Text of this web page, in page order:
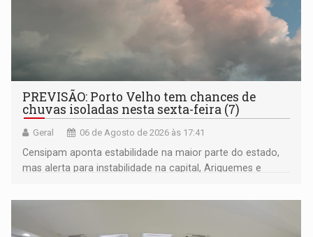
PREVISÃO: Porto Velho tem chances de
chuvas isoladas nesta sexta-feira (7)
Geral 06 de Agosto de 2026 às 17:41
Censipam aponta estabilidade na maior parte do estado,
mas alerta para instabilidade na capital, Ariquemes e